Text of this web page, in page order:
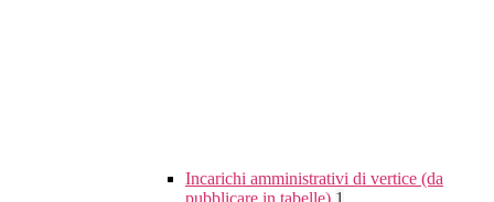
Incarichi amministrativi di vertice (da